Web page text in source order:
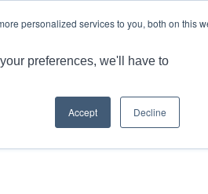
personalized services to you, both on this
preferences, we'll have to
Accept Decline
产品 MARKET 应用
您现在的位置：